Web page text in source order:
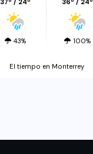
37º / 24º
43%
36º / 24º
100%
El tiempo en Monterrey